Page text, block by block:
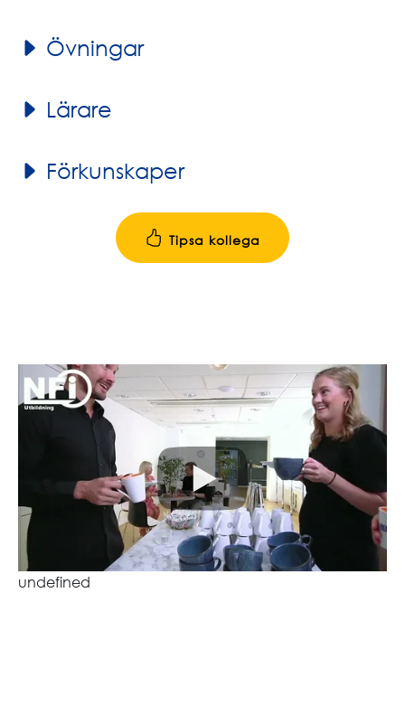
Övningar
Lärare
Förkunskaper
Tipsa kollega
undefined